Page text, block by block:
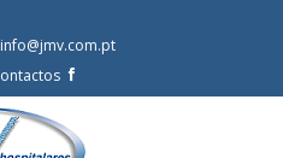
info@jmv.com.pt